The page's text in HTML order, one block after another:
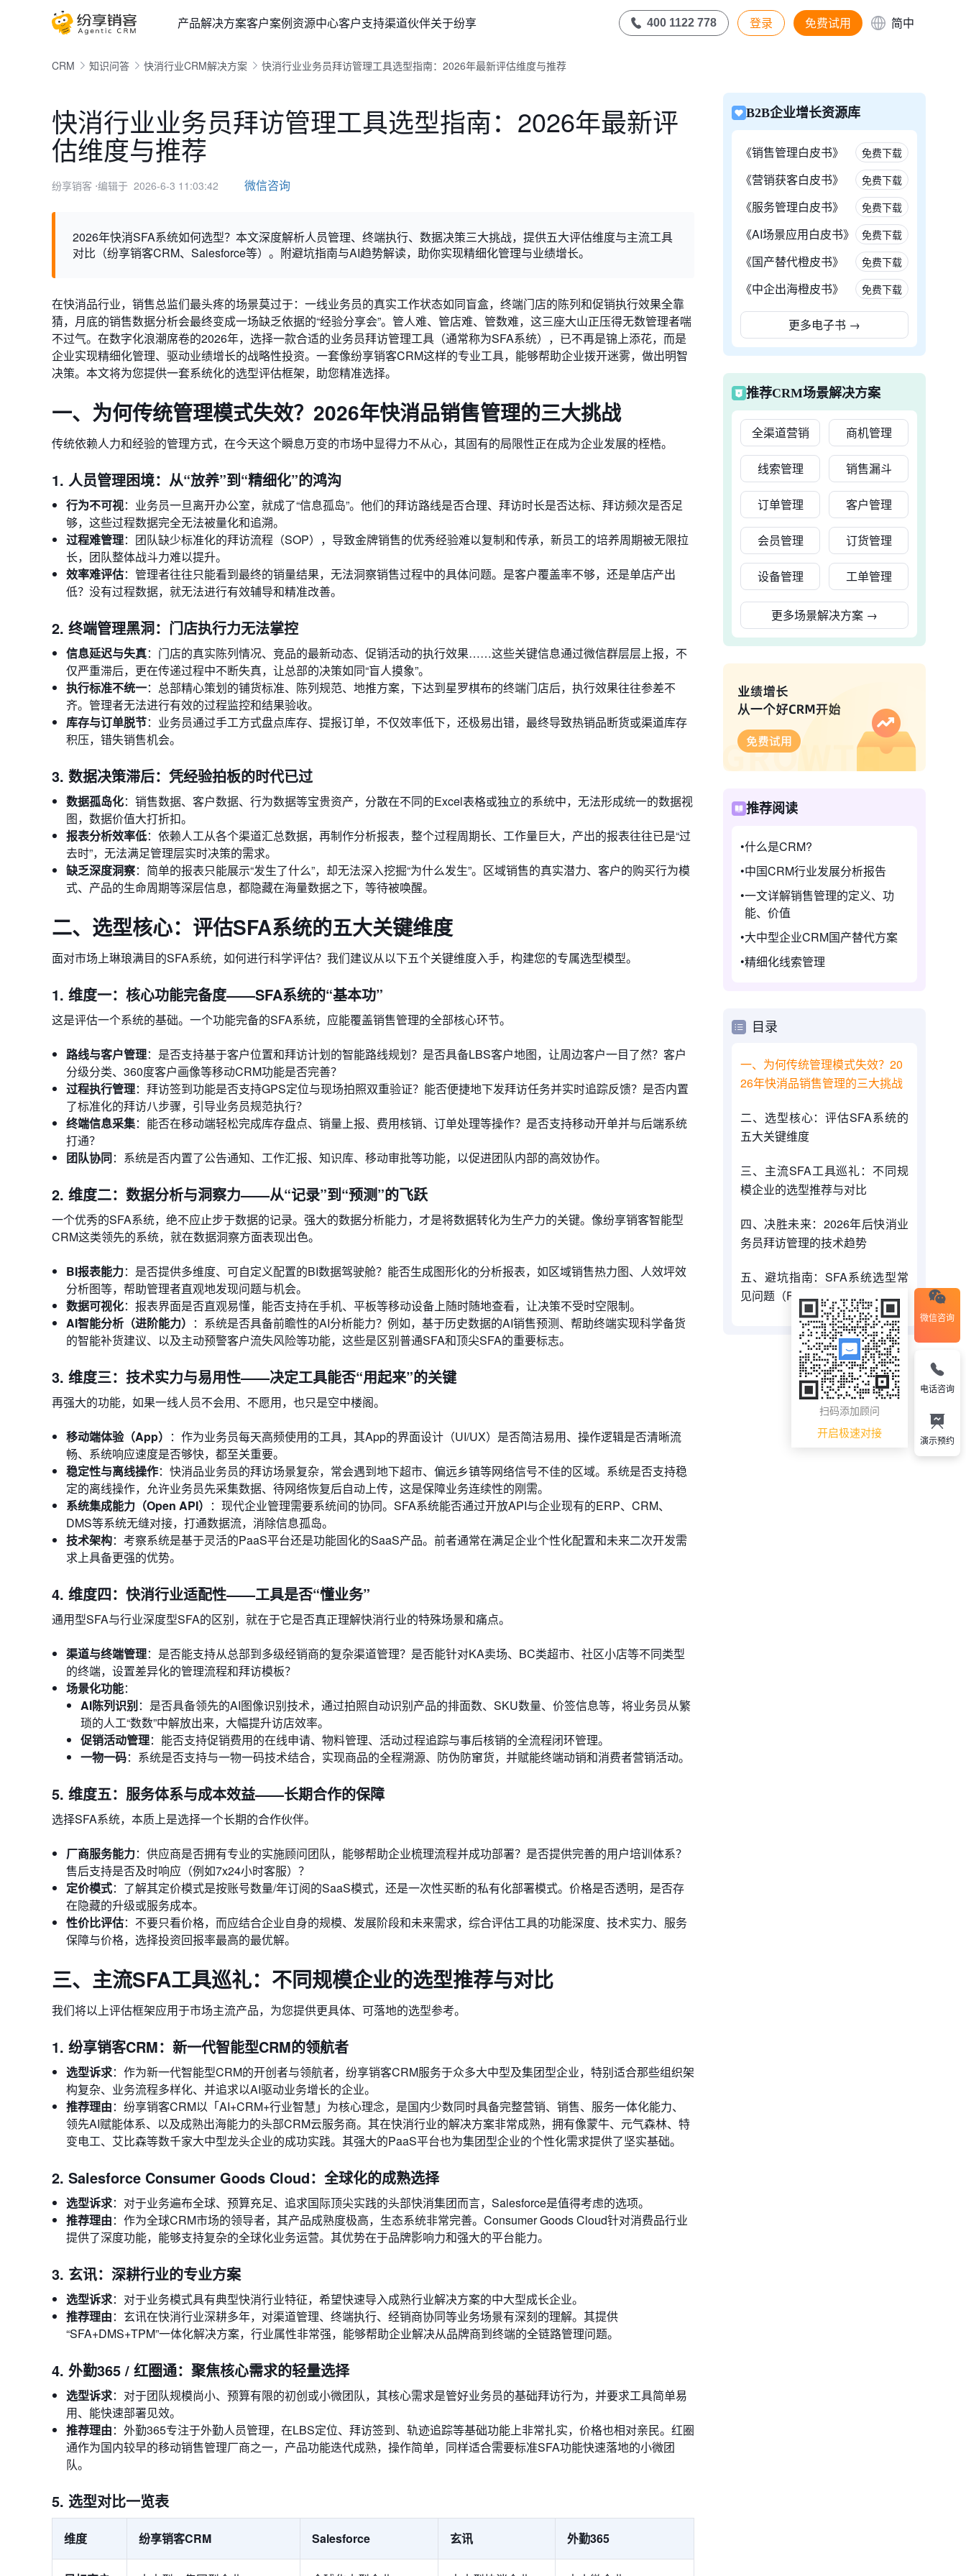
产品解决方案客户案例资源中心客户支持渠道伙伴关于纷享 400 1122 778 登录 免费试用 简中
CRM 知识问答 快消行业CRM解决方案 快消行业业务员拜访管理工具选型指南：2026年最新评估维度与推荐
快消行业业务员拜访管理工具选型指南：2026年最新评
估维度与推荐
纷享销客 ⋅编辑于 2026-6-3 11:03:42 微信咨询
2026年快消SFA系统如何选型？本文深度解析人员管理、终端执行、数据决策三大挑战，提供五大评估维度与主流工具
对比（纷享销客CRM、Salesforce等）。附避坑指南与AI趋势解读，助你实现精细化管理与业绩增长。
在快消品行业，销售总监们最头疼的场景莫过于：一线业务员的真实工作状态如同盲盒，终端门店的陈列和促销执行效果全靠
猜，月底的销售数据分析会最终变成一场缺乏依据的“经验分享会”。管人难、管店难、管数难，这三座大山正压得无数管理者喘
不过气。在数字化浪潮席卷的2026年，选择一款合适的业务员拜访管理工具（通常称为SFA系统），已不再是锦上添花，而是
企业实现精细化管理、驱动业绩增长的战略性投资。一套像纷享销客CRM这样的专业工具，能够帮助企业拨开迷雾，做出明智
决策。本文将为您提供一套系统化的选型评估框架，助您精准选择。
一、为何传统管理模式失效？2026年快消品销售管理的三大挑战
传统依赖人力和经验的管理方式，在今天这个瞬息万变的市场中显得力不从心，其固有的局限性正在成为企业发展的桎梏。
1. 人员管理困境：从“放养”到“精细化”的鸿沟
行为不可视：业务员一旦离开办公室，就成了“信息孤岛”。他们的拜访路线是否合理、拜访时长是否达标、拜访频次是否足
够，这些过程数据完全无法被量化和追溯。
过程难管理：团队缺少标准化的拜访流程（SOP），导致金牌销售的优秀经验难以复制和传承，新员工的培养周期被无限拉
长，团队整体战斗力难以提升。
效率难评估：管理者往往只能看到最终的销量结果，无法洞察销售过程中的具体问题。是客户覆盖率不够，还是单店产出
低？没有过程数据，就无法进行有效辅导和精准改善。
2. 终端管理黑洞：门店执行力无法掌控
信息延迟与失真：门店的真实陈列情况、竞品的最新动态、促销活动的执行效果……这些关键信息通过微信群层层上报，不
仅严重滞后，更在传递过程中不断失真，让总部的决策如同“盲人摸象”。
执行标准不统一：总部精心策划的铺货标准、陈列规范、地推方案，下达到星罗棋布的终端门店后，执行效果往往参差不
齐。管理者无法进行有效的过程监控和结果验收。
库存与订单脱节：业务员通过手工方式盘点库存、提报订单，不仅效率低下，还极易出错，最终导致热销品断货或渠道库存
积压，错失销售机会。
3. 数据决策滞后：凭经验拍板的时代已过
数据孤岛化：销售数据、客户数据、行为数据等宝贵资产，分散在不同的Excel表格或独立的系统中，无法形成统一的数据视
图，数据价值大打折扣。
报表分析效率低：依赖人工从各个渠道汇总数据，再制作分析报表，整个过程周期长、工作量巨大，产出的报表往往已是“过
去时”，无法满足管理层实时决策的需求。
缺乏深度洞察：简单的报表只能展示“发生了什么”，却无法深入挖掘“为什么发生”。区域销售的真实潜力、客户的购买行为模
式、产品的生命周期等深层信息，都隐藏在海量数据之下，等待被唤醒。
二、选型核心：评估SFA系统的五大关键维度
面对市场上琳琅满目的SFA系统，如何进行科学评估？我们建议从以下五个关键维度入手，构建您的专属选型模型。
1. 维度一：核心功能完备度——SFA系统的“基本功”
这是评估一个系统的基础。一个功能完备的SFA系统，应能覆盖销售管理的全部核心环节。
路线与客户管理：是否支持基于客户位置和拜访计划的智能路线规划？是否具备LBS客户地图，让周边客户一目了然？客户
分级分类、360度客户画像等移动CRM功能是否完善？
过程执行管理：拜访签到功能是否支持GPS定位与现场拍照双重验证？能否便捷地下发拜访任务并实时追踪反馈？是否内置
了标准化的拜访八步骤，引导业务员规范执行？
终端信息采集：能否在移动端轻松完成库存盘点、销量上报、费用核销、订单处理等操作？是否支持移动开单并与后端系统
打通？
团队协同：系统是否内置了公告通知、工作汇报、知识库、移动审批等功能，以促进团队内部的高效协作。
2. 维度二：数据分析与洞察力——从“记录”到“预测”的飞跃
一个优秀的SFA系统，绝不应止步于数据的记录。强大的数据分析能力，才是将数据转化为生产力的关键。像纷享销客智能型
CRM这类领先的系统，就在数据洞察方面表现出色。
BI报表能力：是否提供多维度、可自定义配置的BI数据驾驶舱？能否生成图形化的分析报表，如区域销售热力图、人效坪效
分析图等，帮助管理者直观地发现问题与机会。
数据可视化：报表界面是否直观易懂，能否支持在手机、平板等移动设备上随时随地查看，让决策不受时空限制。
AI智能分析（进阶能力） ：系统是否具备前瞻性的AI分析能力？例如，基于历史数据的AI销售预测、帮助终端实现科学备货
的智能补货建议、以及主动预警客户流失风险等功能，这些是区别普通SFA和顶尖SFA的重要标志。
3. 维度三：技术实力与易用性——决定工具能否“用起来”的关键
再强大的功能，如果一线人员不会用、不愿用，也只是空中楼阁。
移动端体验（App） ：作为业务员每天高频使用的工具，其App的界面设计（UI/UX）是否简洁易用、操作逻辑是否清晰流
畅、系统响应速度是否够快，都至关重要。
稳定性与离线操作：快消品业务员的拜访场景复杂，常会遇到地下超市、偏远乡镇等网络信号不佳的区域。系统是否支持稳
定的离线操作，允许业务员先采集数据、待网络恢复后自动上传，这是保障业务连续性的刚需。
系统集成能力（Open API） ：现代企业管理需要系统间的协同。SFA系统能否通过开放API与企业现有的ERP、CRM、
DMS等系统无缝对接，打通数据流，消除信息孤岛。
技术架构：考察系统是基于灵活的PaaS平台还是功能固化的SaaS产品。前者通常在满足企业个性化配置和未来二次开发需
求上具备更强的优势。
4. 维度四：快消行业适配性——工具是否“懂业务”
通用型SFA与行业深度型SFA的区别，就在于它是否真正理解快消行业的特殊场景和痛点。
渠道与终端管理：是否能支持从总部到多级经销商的复杂渠道管理？是否能针对KA卖场、BC类超市、社区小店等不同类型
的终端，设置差异化的管理流程和拜访模板？
场景化功能：
AI陈列识别：是否具备领先的AI图像识别技术，通过拍照自动识别产品的排面数、SKU数量、价签信息等，将业务员从繁
琐的人工“数数”中解放出来，大幅提升访店效率。
促销活动管理：能否支持促销费用的在线申请、物料管理、活动过程追踪与事后核销的全流程闭环管理。
一物一码：系统是否支持与一物一码技术结合，实现商品的全程溯源、防伪防窜货，并赋能终端动销和消费者营销活动。
5. 维度五：服务体系与成本效益——长期合作的保障
选择SFA系统，本质上是选择一个长期的合作伙伴。
厂商服务能力：供应商是否拥有专业的实施顾问团队，能够帮助企业梳理流程并成功部署？是否提供完善的用户培训体系？
售后支持是否及时响应（例如7x24小时客服）？
定价模式：了解其定价模式是按账号数量/年订阅的SaaS模式，还是一次性买断的私有化部署模式。价格是否透明，是否存
在隐藏的升级或服务成本。
性价比评估：不要只看价格，而应结合企业自身的规模、发展阶段和未来需求，综合评估工具的功能深度、技术实力、服务
保障与价格，选择投资回报率最高的最优解。
三、主流SFA工具巡礼：不同规模企业的选型推荐与对比
我们将以上评估框架应用于市场主流产品，为您提供更具体、可落地的选型参考。
1. 纷享销客CRM：新一代智能型CRM的领航者
选型诉求：作为新一代智能型CRM的开创者与领航者，纷享销客CRM服务于众多大中型及集团型企业，特别适合那些组织架
构复杂、业务流程多样化、并追求以AI驱动业务增长的企业。
推荐理由：纷享销客CRM以「AI+CRM+行业智慧」为核心理念，是国内少数同时具备完整营销、销售、服务一体化能力、
领先AI赋能体系、以及成熟出海能力的头部CRM云服务商。其在快消行业的解决方案非常成熟，拥有像蒙牛、元气森林、特
变电工、艾比森等数千家大中型龙头企业的成功实践。其强大的PaaS平台也为集团型企业的个性化需求提供了坚实基础。
2. Salesforce Consumer Goods Cloud：全球化的成熟选择
选型诉求：对于业务遍布全球、预算充足、追求国际顶尖实践的头部快消集团而言，Salesforce是值得考虑的选项。
推荐理由：作为全球CRM市场的领导者，其产品成熟度极高，生态系统非常完善。Consumer Goods Cloud针对消费品行业
提供了深度功能，能够支持复杂的全球化业务运营。其优势在于品牌影响力和强大的平台能力。
3. 玄讯：深耕行业的专业方案
选型诉求：对于业务模式具有典型快消行业特征，希望快速导入成熟行业解决方案的中大型成长企业。
推荐理由：玄讯在快消行业深耕多年，对渠道管理、终端执行、经销商协同等业务场景有深刻的理解。其提供
“SFA+DMS+TPM”一体化解决方案，行业属性非常强，能够帮助企业解决从品牌商到终端的全链路管理问题。
4. 外勤365 / 红圈通：聚焦核心需求的轻量选择
选型诉求：对于团队规模尚小、预算有限的初创或小微团队，其核心需求是管好业务员的基础拜访行为，并要求工具简单易
用、能快速部署见效。
推荐理由：外勤365专注于外勤人员管理，在LBS定位、拜访签到、轨迹追踪等基础功能上非常扎实，价格也相对亲民。红圈
通作为国内较早的移动销售管理厂商之一，产品功能迭代成熟，操作简单，同样适合需要标准SFA功能快速落地的小微团
队。
5. 选型对比一览表
维度 纷享销客CRM Salesforce 玄讯 外勤365
B2B企业增长资源库
《销售管理白皮书》 免费下载
《营销获客白皮书》 免费下载
《服务管理白皮书》 免费下载
《AI场景应用白皮书》 免费下载
《国产替代橙皮书》 免费下载
《中企出海橙皮书》 免费下载
更多电子书 →
推荐CRM场景解决方案
全渠道营销 商机管理
线索管理 销售漏斗
订单管理 客户管理
会员管理 订货管理
设备管理 工单管理
更多场景解决方案 →
推荐阅读
什么是CRM?
中国CRM行业发展分析报告
一文详解销售管理的定义、功
能、价值
大中型企业CRM国产替代方案
精细化线索管理
目录
一、为何传统管理模式失效？20
26年快消品销售管理的三大挑战
二、选型核心：评估SFA系统的
五大关键维度
三、主流SFA工具巡礼：不同规
模企业的选型推荐与对比
四、决胜未来：2026年后快消业
务员拜访管理的技术趋势
五、避坑指南：SFA系统选型常
见问题（FAQ）
微信咨询
扫码添加顾问
开启极速对接
电话咨询
演示预约